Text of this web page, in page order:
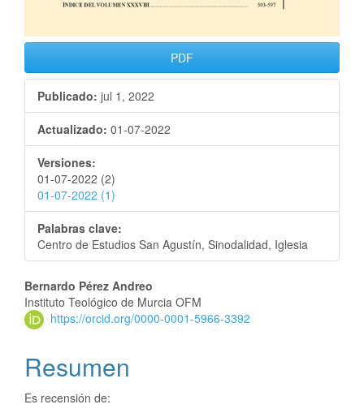
PDF
Publicado: jul 1, 2022
Actualizado: 01-07-2022
Versiones:
01-07-2022 (2)
01-07-2022 (1)
Palabras clave:
Centro de Estudios San Agustín, Sinodalidad, Iglesia
Bernardo Pérez Andreo
Instituto Teológico de Murcia OFM
https://orcid.org/0000-0001-5966-3392
Resumen
Es recensión de: